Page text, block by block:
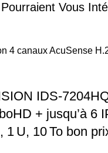
Vous
+ jusqu’à 6
1 U, 10 To bon